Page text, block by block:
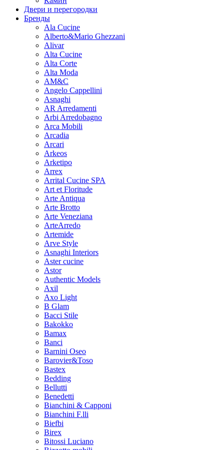
Двери и перегородки
Бренды
Ala Cucine
Alberto&Mario Ghezzani
Alivar
Alta Cucine
Alta Corte
Alta Moda
AM&C
Angelo Cappellini
Asnaghi
AR Arredamenti
Arbi Arredobagno
Arca Mobili
Arcadia
Arcari
Arkeos
Arketipo
Arrex
Arrital Cucine SPA
Art et Floritude
Arte Antiqua
Arte Brotto
Arte Veneziana
ArteArredo
Artemide
Arve Style
Asnaghi Interiors
Aster cucine
Astor
Authentic Models
Axil
Axo Light
B Glam
Bacci Stile
Bakokko
Bamax
Banci
Barnini Oseo
Barovier&Toso
Bastex
Bedding
Bellutti
Benedetti
Bianchini & Capponi
Bianchini F.lli
Biefbi
Birex
Bitossi Luciano